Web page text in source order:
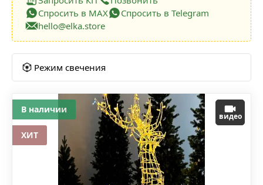
Спросить в MAX
Спросить в Telegram
hello@elka.store
Режим свечения
видео
В наличии
ХИТ